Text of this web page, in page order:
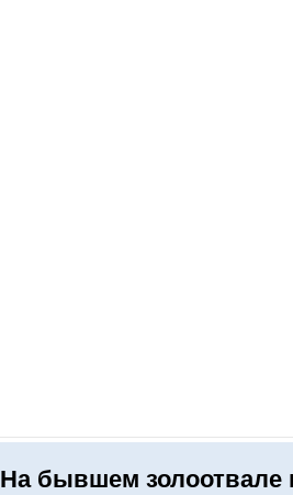
На бывшем золоотвале